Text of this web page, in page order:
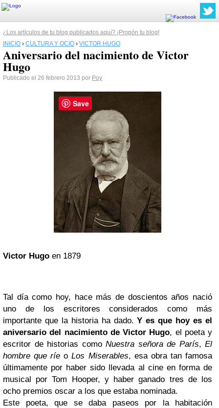
¿Los artículos de tu blog publicados aquí? ¡Propón tu blog!
INICIO › CULTURA Y OCIO › VICTOR HUGO
Aniversario del nacimiento de Victor
Hugo
Publicado el 26 febrero 2013 por Poy
Victor Hugo en 1879
Tal día como hoy, hace más de doscientos años nació
uno de los escritores considerados como más
importante que la historia ha dado.Y es que hoy es el
aniversario del nacimiento de Victor Hugo, el poeta y
escritor de historias como Nuestra señora de París, El
hombre que ríe oLos Miserables, esa obra tan famosa
últimamente por haber sido llevada al cine en forma de
musical por Tom Hooper, y haber ganado tres de los
ocho premios oscar a los que estaba nominada.
Este poeta, que se daba paseos por la habitación
Save